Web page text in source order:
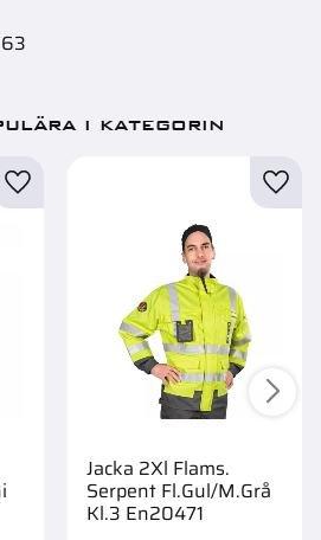
63
i kategorin
Jacka 2Xl Flams.
Serpent Fl.Gul/M.Grå
Kl.3 En20471